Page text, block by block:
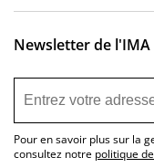
Newsletter de
Pour en savoir plus sur la
consultez notre politique